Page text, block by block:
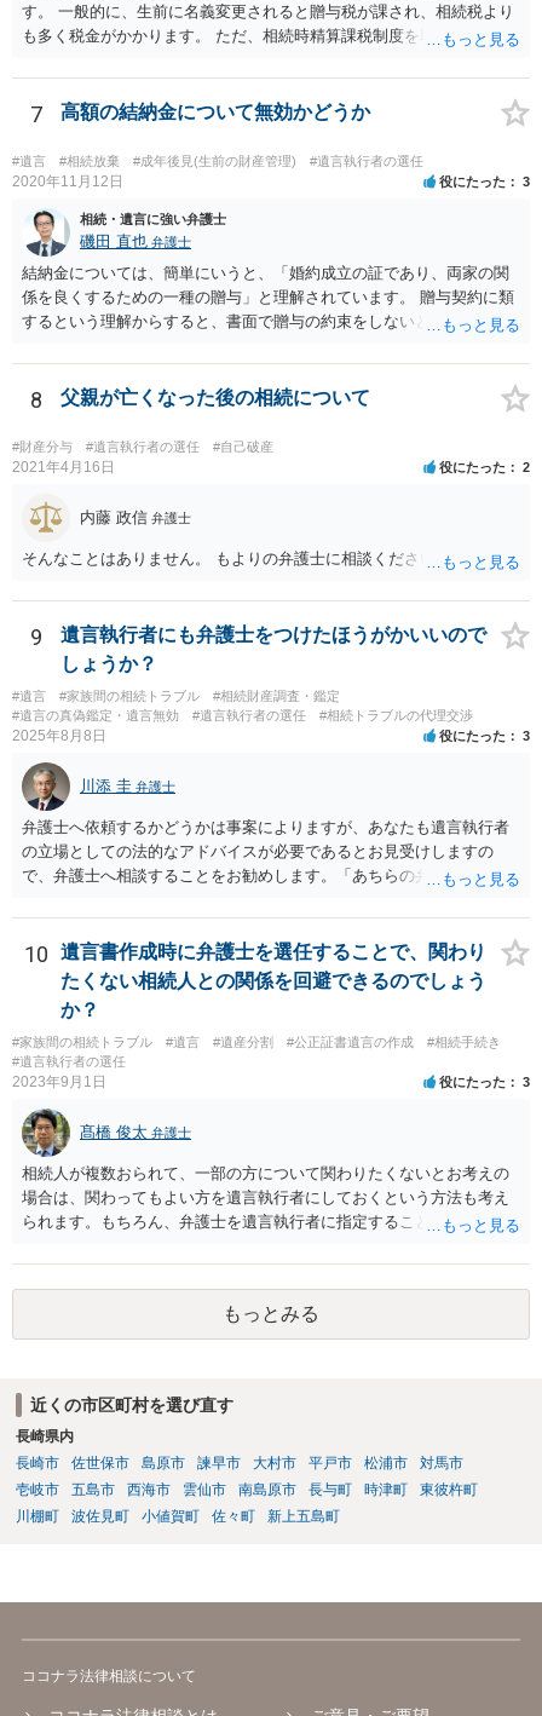
す。 一般的に、生前に名義変更されると贈与税が課され、相続税より
も多く税金がかかります。 ただ、相続時精算課税制度を取れば、実質
ういう場合にどれくらい税金がかかるか計算してもらって どういう方
針を取るか決められたらよいと思います。
7 高額の結納金について無効かどうか
#遺言 #相続放棄 #成年後見(生前の財産管理) #遺言執行者の選任
2020年11月12日 役にたった 3
相続・遺言に強い弁護士
磯田 直也 弁護士
結納金については、簡単にいうと、「婚約成立の証であり、両家の関
係を良くするための一種の贈与」と理解されています。 贈与契約に類
するという理解からすると、書面で贈与の約束をしないと相手方は支
ことは困難です。 くれぐれも今後お気をつけください。 弁護士に対応
を依頼されるのも悪くはありませんが、感情的な理由が強いと思いま
8 父親が亡くなった後の相続について
#財産分与 #遺言執行者の選任 #自己破産
2021年4月16日 役にたった 2
内藤 政信 弁護士
そんなことはありません。 もよりの弁護士に相談ください。
9
遺言執行者にも弁護士をつけたほうがかいいので
しょうか？
#遺言 #家族間の相続トラブル
#相続財産調査・鑑定
#遺言の真偽鑑定・遺言無効
#遺言執行者の選任 #相続トラブルの代理交渉
2025年8月8日 役にたった 3
川添 圭 弁護士
弁護士へ依頼するかどうかは事案によりますが、あなたも遺言執行者
の立場としての法的なアドバイスが必要であるとお見受けしますの
で、弁護士へ相談することをお勧めします。「あちらの弁護士」（元
誘導しかしてこないと思います。
10
遺言書作成時に弁護士を選任することで、関わり
たくない相続人との関係を回避できるのでしょう
か？
#家族間の相続トラブル #遺言 #遺産分割 #公正証書遺言の作成
#相続手続き
#遺言執行者の選任
2023年9月1日 役にたった 3
髙橋 俊太 弁護士
相続人が複数おられて、一部の方について関わりたくないとお考えの
場合は、関わってもよい方を遺言執行者にしておくという方法も考え
られます。もちろん、弁護士を遺言執行者に指定することもできます
方に再委任の権限を付与しておくという方法もあります。 一度、弁護
士に直接ご相談されることをお勧めいたします。
もっとみる
近くの市区町村を選び直す
長崎県内
長崎市
佐世保市 島原市 諫早市 大村市 平戸市 松浦市
対馬市
壱岐市
五島市 西海市 雲仙市 南島原市 長与町 時津町
東彼杵町
川棚町
波佐見町 小値賀町 佐々町 新上五島町
ココナラ法律相談について